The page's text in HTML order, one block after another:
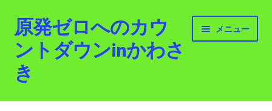
ナ
ビ
ゲ
ー
シ
コ
ン
テ
ン
ツ
原発ゼロへのカウ
ントダウンinかわさ
き
メニュー
ホーム